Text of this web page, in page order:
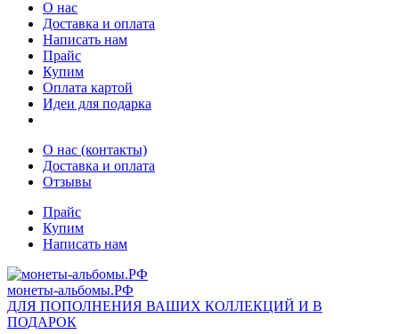
О нас
Доставка и оплата
Написать нам
Прайс
Купим
Оплата картой
Идеи для подарка
О нас (контакты)
Доставка и оплата
Отзывы
Прайс
Купим
Написать нам
монеты-альбомы.РФ
ДЛЯ ПОПОЛНЕНИЯ ВАШИХ КОЛЛЕКЦИЙ И В
ПОДАРОК